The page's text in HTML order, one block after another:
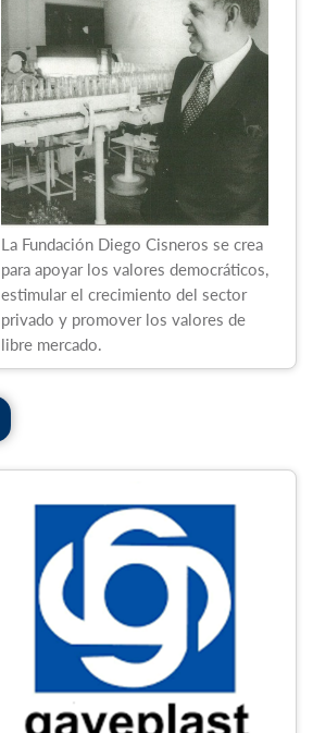
La Fundación Diego Cisneros se crea
para apoyar los valores democráticos,
estimular el crecimiento del sector
privado y promover los valores de
libre mercado.